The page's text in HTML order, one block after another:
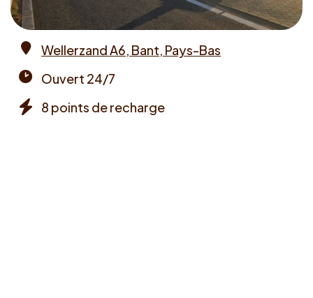
Wellerzand A6, Bant, Pays-Bas
times
Ouvert 24/7
8 points de recharge